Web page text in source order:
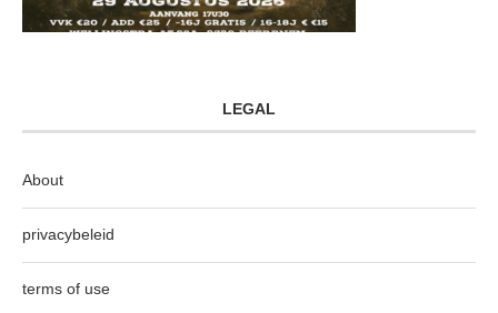
LEGAL
About
privacybeleid
terms of use